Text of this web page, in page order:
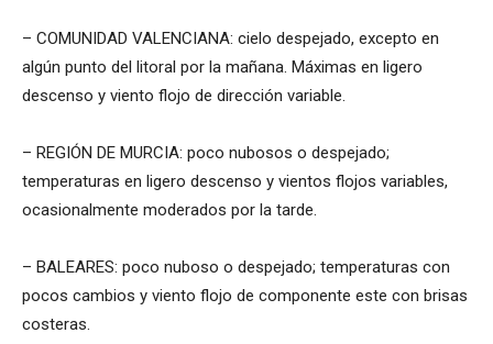
– COMUNIDAD VALENCIANA: cielo despejado, excepto en
algún punto del litoral por la mañana. Máximas en ligero
descenso y viento flojo de dirección variable.
– REGIÓN DE MURCIA: poco nubosos o despejado;
temperaturas en ligero descenso y vientos flojos variables,
ocasionalmente moderados por la tarde.
– BALEARES: poco nuboso o despejado; temperaturas con
pocos cambios y viento flojo de componente este con brisas
costeras.